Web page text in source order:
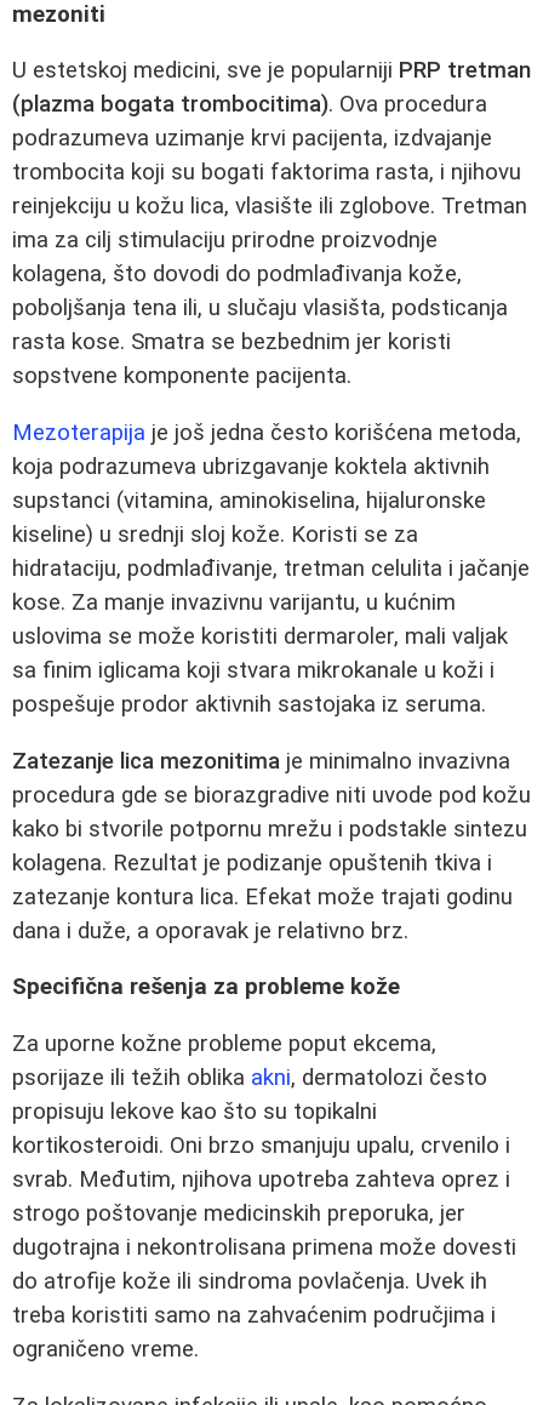
mezoniti
U estetskoj medicini, sve je popularniji PRP tretman
(plazma bogata trombocitima). Ova procedura
podrazumeva uzimanje krvi pacijenta, izdvajanje
trombocita koji su bogati faktorima rasta, i njihovu
reinjekciju u kožu lica, vlasište ili zglobove. Tretman
ima za cilj stimulaciju prirodne proizvodnje
kolagena, što dovodi do podmlađivanja kože,
poboljšanja tena ili, u slučaju vlasišta, podsticanja
rasta kose. Smatra se bezbednim jer koristi
sopstvene komponente pacijenta.
Mezoterapija je još jedna često korišćena metoda,
koja podrazumeva ubrizgavanje koktela aktivnih
supstanci (vitamina, aminokiselina, hijaluronske
kiseline) u srednji sloj kože. Koristi se za
hidrataciju, podmlađivanje, tretman celulita i jačanje
kose. Za manje invazivnu varijantu, u kućnim
uslovima se može koristiti dermaroler, mali valjak
sa finim iglicama koji stvara mikrokanale u koži i
pospešuje prodor aktivnih sastojaka iz seruma.
Zatezanje lica mezonitima je minimalno invazivna
procedura gde se biorazgradive niti uvode pod kožu
kako bi stvorile potpornu mrežu i podstakle sintezu
kolagena. Rezultat je podizanje opuštenih tkiva i
zatezanje kontura lica. Efekat može trajati godinu
dana i duže, a oporavak je relativno brz.
Specifična rešenja za probleme kože
Za uporne kožne probleme poput ekcema,
psorijaze ili težih oblika akni, dermatolozi često
propisuju lekove kao što su topikalni
kortikosteroidi. Oni brzo smanjuju upalu, crvenilo i
svrab. Međutim, njihova upotreba zahteva oprez i
strogo poštovanje medicinskih preporuka, jer
dugotrajna i nekontrolisana primena može dovesti
do atrofije kože ili sindroma povlačenja. Uvek ih
treba koristiti samo na zahvaćenim područjima i
ograničeno vreme.